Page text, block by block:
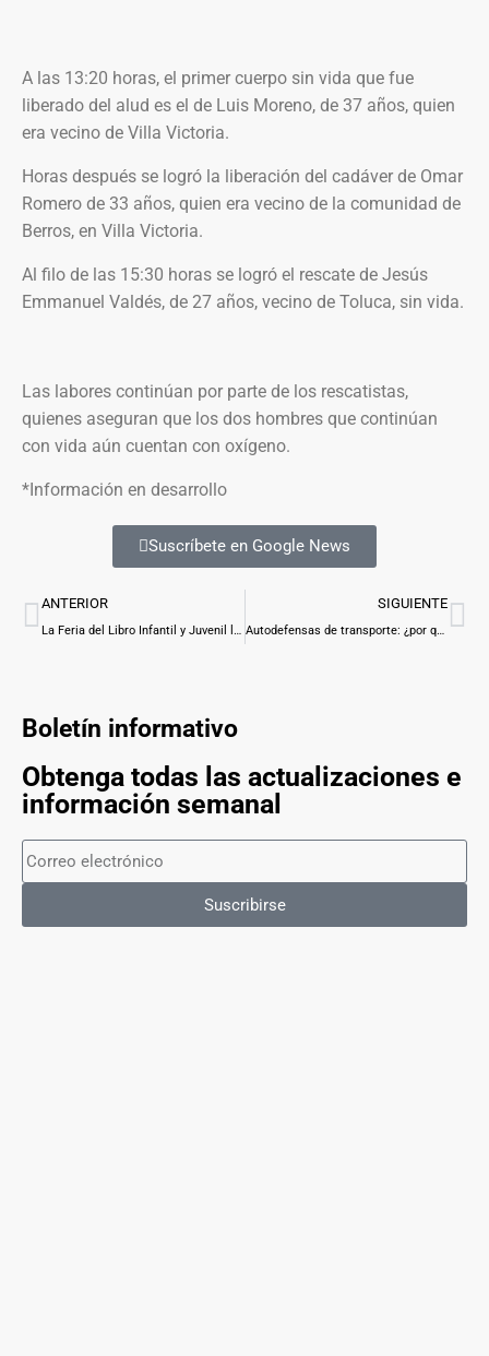
A las 13:20 horas, el primer cuerpo sin vida que fue
liberado del alud es el de Luis Moreno, de 37 años, quien
era vecino de Villa Victoria.
Horas después se logró la liberación del cadáver de Omar
Romero de 33 años, quien era vecino de la comunidad de
Berros, en Villa Victoria.
Al filo de las 15:30 horas se logró el rescate de Jesús
Emmanuel Valdés, de 27 años, vecino de Toluca, sin vida.
Las labores continúan por parte de los rescatistas,
quienes aseguran que los dos hombres que continúan
con vida aún cuentan con oxígeno.
*Información en desarrollo
Suscríbete en Google News
ANTERIOR
La Feria del Libro Infantil y Juvenil llega este fin de semana a Texcoco
SIGUIENTE
Autodefensas de transporte: ¿por qué nacieron en Edomex?
Boletín informativo
Obtenga todas las actualizaciones e
información semanal
Suscribirse